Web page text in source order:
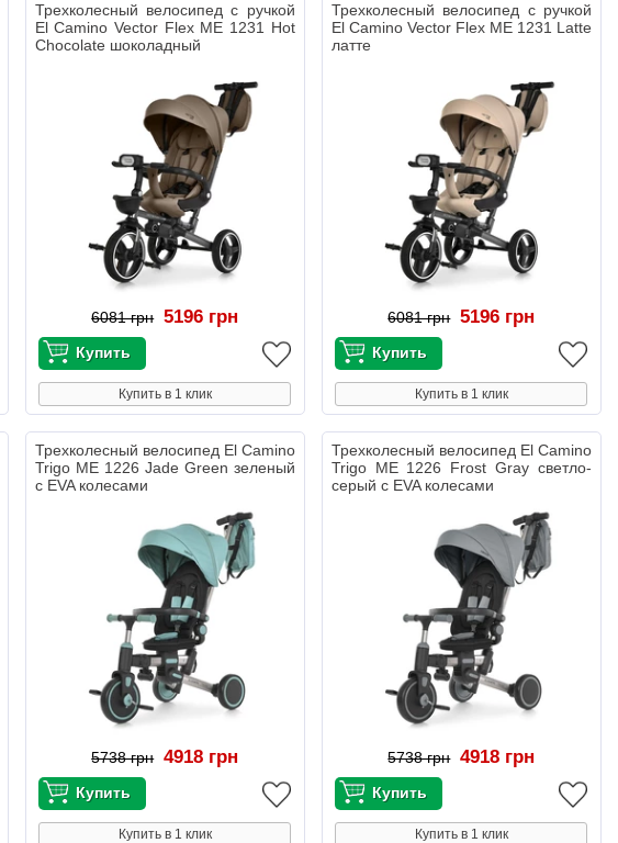
Трехколесный велосипед с ручкой
El Camino Vector Flex ME 1231 Hot
Chocolate шоколадный
6081 грн 5196 грн
Купить в 1 клик
Трехколесный велосипед с ручкой
El Camino Vector Flex ME 1231 Latte
латте
6081 грн 5196 грн
Купить в 1 клик
Трехколесный велосипед El Camino
Trigo ME 1226 Jade Green зеленый
с EVA колесами
5738 грн 4918 грн
Купить в 1 клик
Трехколесный велосипед El Camino
Trigo ME 1226 Frost Gray светло-
серый с EVA колесами
5738 грн 4918 грн
Купить в 1 клик